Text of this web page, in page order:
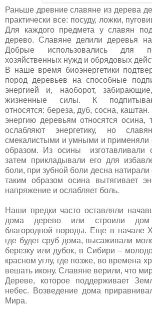
Раньше древние славяне из дерева
практически все: посуду, ложки,
Для каждого предмета у славян
дерево. Славяне делили деревья
Добрые использовались для
хозяйственных нужд и обрядовых
В наше время биоэнергетики
пород деревьев на способные
энергией и, наоборот,
жизненные силы. К
относятся: береза, дуб, сосна,
энергию деревьям относятся осина,
ослабляют энергетику, но
смекалистыми и умными и применяли
образом. Из осины изготавливали
затем прикладывали его для
боли, при зубной боли десна
таким образом осина вытягивает
напряжение и ослабляет боль.
Наши предки часто оставляли
дома дерево или строили дом
благородной породы. Еще в начале
где будет сруб дома, высаживали
березку или дубок, в Сибири –
красном углу, где позже, во времена
вешать икону. Славяне верили, что
Дереве, которое поддерживает
небес. Возведение дома
Мира.